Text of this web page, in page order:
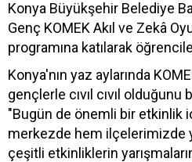
Konya Büyükşehir Belediye
Genç KOMEK Akıl ve Zekâ
programına katılarak
Konya'nın yaz aylarında
gençlerle cıvıl cıvıl olduğunu
"Bugün de önemli bir etkinlik
merkezde hem ilçelerimizde
çeşitli etkinliklerin